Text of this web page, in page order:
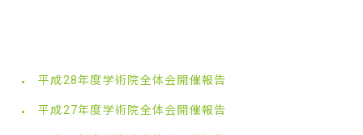
平成28年度学術院全体会開催報告
平成27年度学術院全体会開催報告